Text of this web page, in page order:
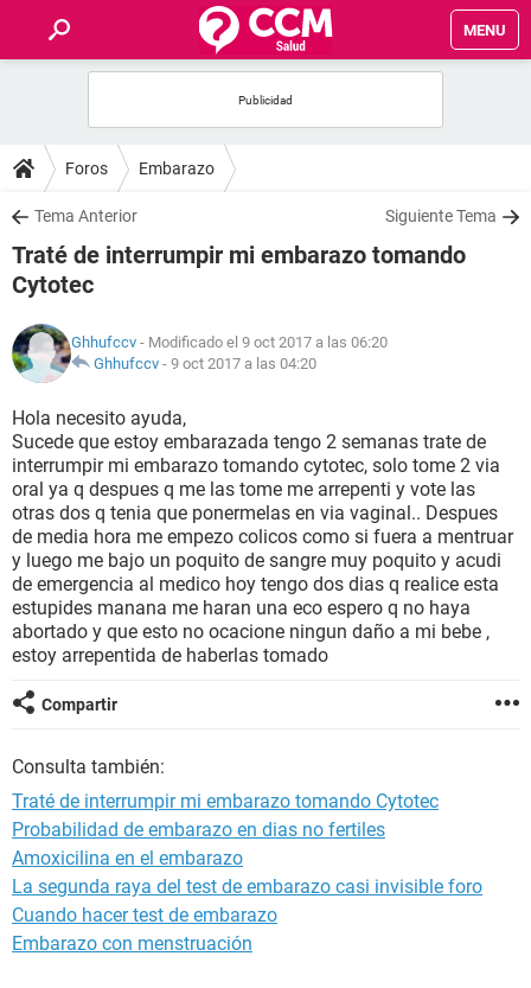
MENU
FOROS
SALUD
FAMILIA
NUTRICIÓN
SEXUALIDAD
GLOSARIO
Foros Embarazo
Tema Anterior Siguiente Tema
Traté de interrumpir mi embarazo tomando
Cytotec
Ghhufccv - Modificado el 9 oct 2017 a las 06:20
Ghhufccv - 9 oct 2017 a las 04:20
Hola necesito ayuda,
Sucede que estoy embarazada tengo 2 semanas trate de
interrumpir mi embarazo tomando cytotec, solo tome 2 via
oral ya q despues q me las tome me arrepenti y vote las
otras dos q tenia que ponermelas en via vaginal.. Despues
de media hora me empezo colicos como si fuera a mentruar
y luego me bajo un poquito de sangre muy poquito y acudi
de emergencia al medico hoy tengo dos dias q realice esta
estupides manana me haran una eco espero q no haya
abortado y que esto no ocacione ningun daño a mi bebe ,
estoy arrepentida de haberlas tomado
Compartir
Consulta también:
Traté de interrumpir mi embarazo tomando Cytotec
Probabilidad de embarazo en dias no fertiles
Amoxicilina en el embarazo
La segunda raya del test de embarazo casi invisible foro
Cuando hacer test de embarazo
Embarazo con menstruación